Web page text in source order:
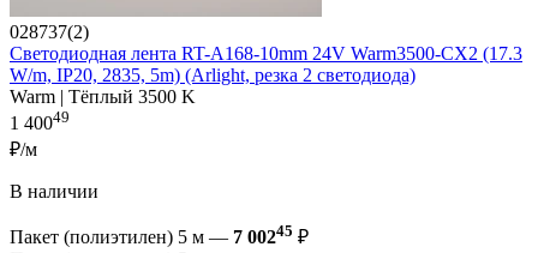
028737(2)
Светодиодная лента RT-A168-10mm 24V Warm3500-CX2 (17.3
W/m, IP20, 2835, 5m) (Arlight, резка 2 светодиода)
Warm | Тёплый 3500 K
1 40049
₽/м
В наличии
Пакет (полиэтилен) 5 м — 7 00245 ₽